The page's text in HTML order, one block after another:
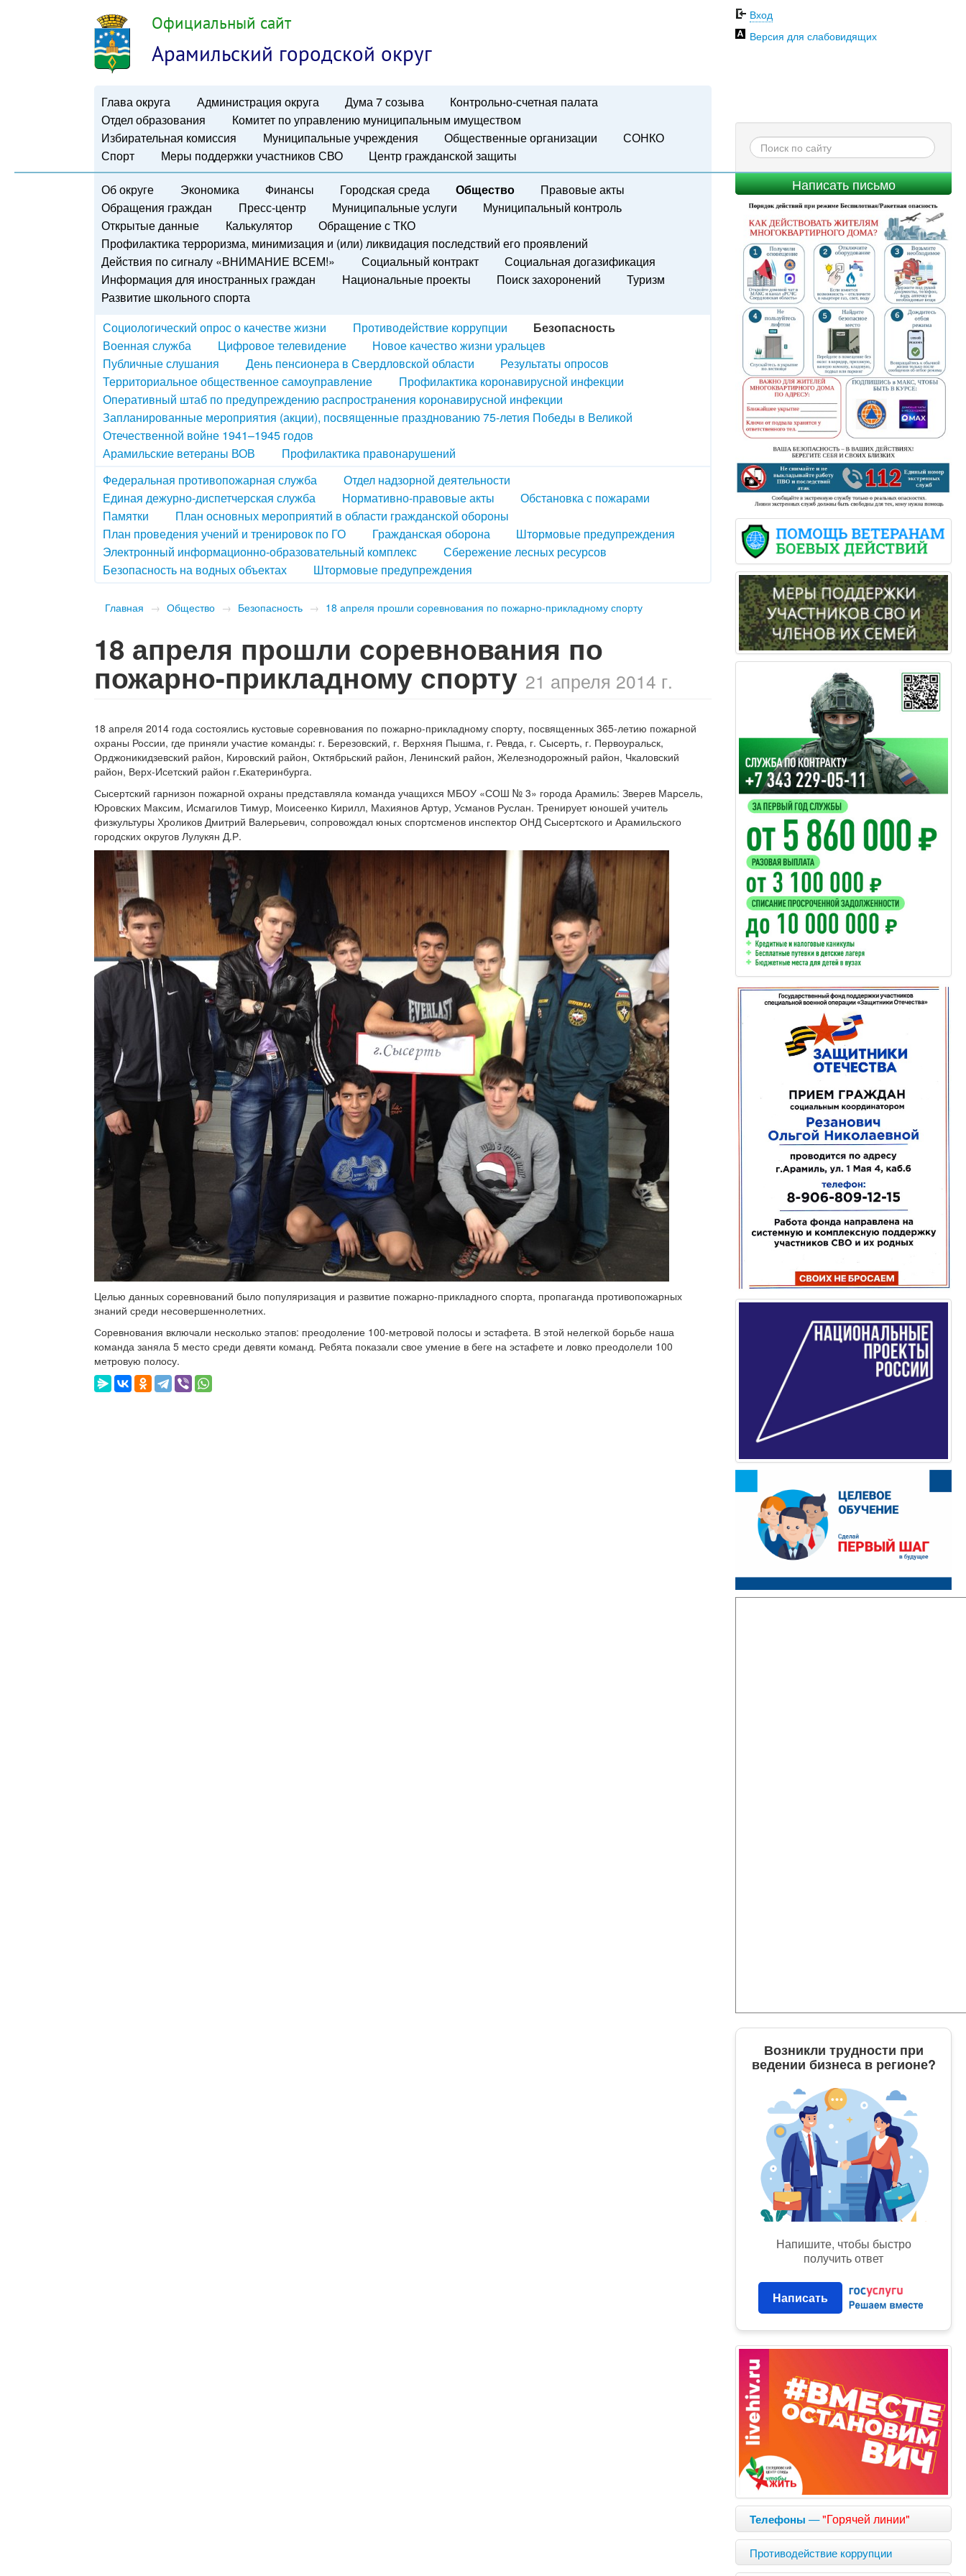
Официальный сайт
Арамильский городской округ
Глава округа Администрация округа Дума 7 созыва
Контрольно-счетная палата
Отдел образования
Комитет по управлению муниципальным имуществом
Избирательная комиссия
Муниципальные учреждения Общественные организации
СОНКО
Спорт
Меры поддержки участников СВО Центр гражданской защиты
Вход
Версия для слабовидящих
Написать письмо
Об округе Экономика Финансы Городская среда Общество
Правовые акты
Обращения граждан
Пресс-центр Муниципальные услуги
Муниципальный контроль
Открытые данные
Калькулятор
Обращение с ТКО
Профилактика терроризма, минимизация и (или) ликвидация последствий его проявлений
Действия по сигналу «ВНИМАНИЕ ВСЕМ!»
Социальный контракт
Социальная догазификация
Информация для иностранных граждан
Национальные проекты Поиск захоронений
Туризм
Развитие школьного спорта
Социологический опрос о качестве жизни
Противодействие коррупции
Безопасность
Военная служба
Цифровое телевидение
Новое качество жизни уральцев
Публичные слушания
День пенсионера в Свердловской области
Результаты опросов
Территориальное общественное самоуправление
Профилактика коронавирусной инфекции
Оперативный штаб по предупреждению распространения коронавирусной инфекции
Запланированные мероприятия (акции), посвященные празднованию 75-летия Победы в Великой
Отечественной войне 1941–1945 годов
Арамильские ветераны ВОВ
Профилактика правонарушений
Федеральная противопожарная служба
Отдел надзорной деятельности
Единая дежурно-диспетчерская служба
Нормативно-правовые акты
Обстановка с пожарами
Памятки
План основных мероприятий в области гражданской обороны
План проведения учений и тренировок по ГО
Гражданская оборона
Штормовые предупреждения
Электронный информационно-образовательный комплекс
Сбережение лесных ресурсов
Безопасность на водных объектах
Штормовые предупреждения
Главная → Общество → Безопасность → 18 апреля прошли соревнования по пожарно-прикладному спорту
18 апреля прошли соревнования по
пожарно-прикладному спорту 21 апреля 2014 г.
18 апреля 2014 года состоялись кустовые соревнования по пожарно-прикладному спорту, посвященных365-летию пожарной
охраны России, где приняли участие команды: г. Березовский, г. Верхняя Пышма, г. Ревда, г. Сысерть, г. Первоуральск,
Орджоникидзевский район, Кировский район, Октябрьский район, Ленинский район, Железнодорожный район, Чкаловский
район, Верх-Исетский район г.Екатеринбурга.
Сысертский гарнизон пожарной охраны представляла команда учащихся МБОУ «СОШ № 3» города Арамиль: Зверев Марсель,
Юровских Максим, Исмагилов Тимур, Моисеенко Кирилл, Махиянов Артур, Усманов Руслан. Тренирует юношей учитель
физкультуры Хроликов Дмитрий Валерьевич, сопровождал юных спортсменов инспектор ОНД Сысертского и Арамильского
городских округов Лулукян Д.Р.
Целью данных соревнований было популяризация и развитие пожарно-прикладного спорта, пропаганда противопожарных
знаний среди несовершеннолетних.
Соревнования включали несколько этапов: преодоление 100-метровой полосы и эстафета. В этой нелегкой борьбе наша
команда заняла 5 место среди девяти команд. Ребята показали свое умение в беге на эстафете и ловко преодолели 100
метровую полосу.
Возникли трудности при
ведении бизнеса в регионе?
Напишите, чтобы быстро
получить ответ
Написать
Телефоны —"Горячей линии"
Противодействие коррупции